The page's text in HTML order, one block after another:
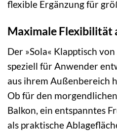
flexible Ergänzung für
Maximale Flexibilität
Der »Sola« Klapptisch
speziell für Anwender
aus ihrem Außenbereich
Ob für den
Balkon, ein entspanntes
als praktische